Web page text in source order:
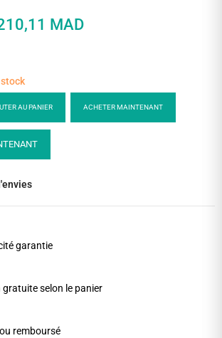
MAD
AU PANIER ACHETER MAINTENANT
garantie
gratuite selon le panier
remboursé